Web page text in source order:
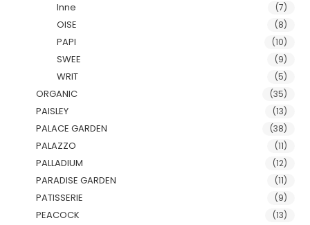
Inne (7)
OISE (8)
PAPI (10)
SWEE (9)
WRIT (5)
ORGANIC (35)
PAISLEY (13)
PALACE GARDEN (38)
PALAZZO (11)
PALLADIUM (12)
PARADISE GARDEN (11)
PATISSERIE (9)
PEACOCK (13)